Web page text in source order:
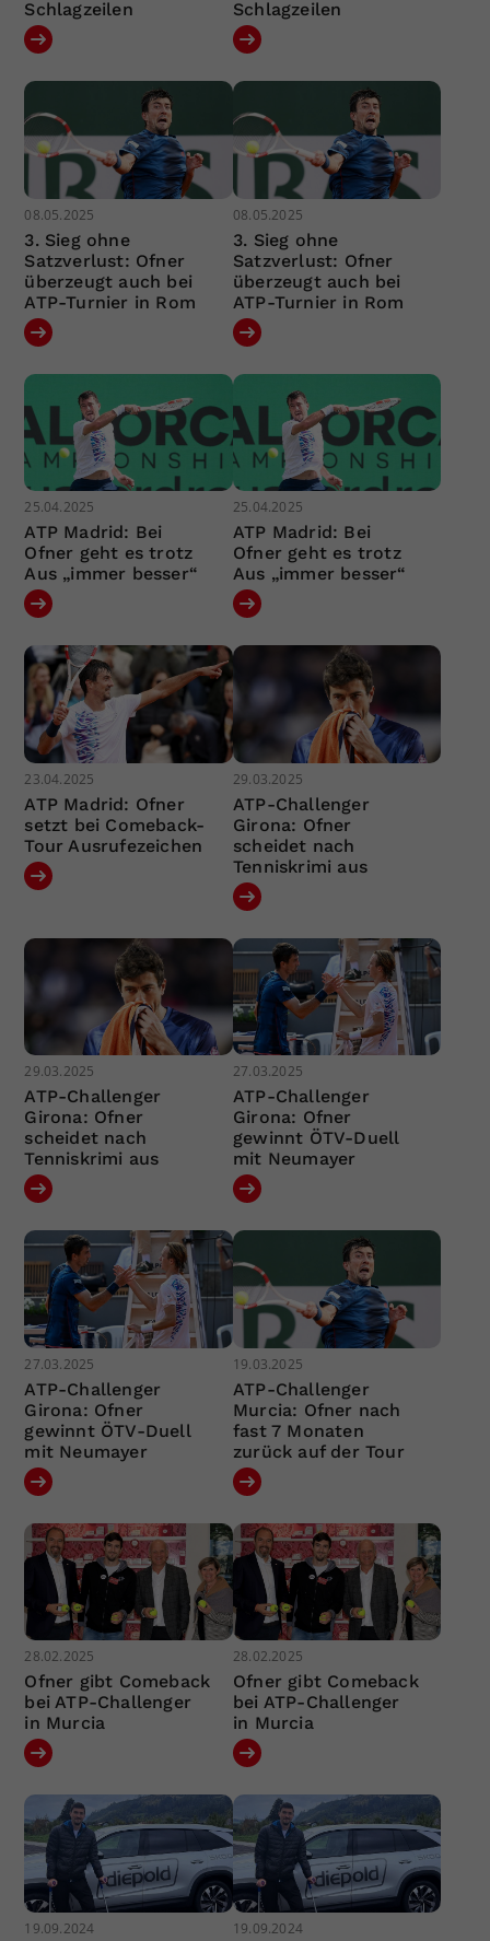
Schlagzeilen Schlagzeilen
08.05.2025
3. Sieg ohne
Satzverlust: Ofner
überzeugt auch bei
ATP-Turnier in Rom
08.05.2025
3. Sieg ohne
Satzverlust: Ofner
überzeugt auch bei
ATP-Turnier in Rom
25.04.2025
ATP Madrid: Bei
Ofner geht es trotz
Aus „immer besser“
25.04.2025
ATP Madrid: Bei
Ofner geht es trotz
Aus „immer besser“
23.04.2025
ATP Madrid: Ofner
setzt bei Comeback-
Tour Ausrufezeichen
29.03.2025
ATP-Challenger
Girona: Ofner
scheidet nach
Tenniskrimi aus
29.03.2025
ATP-Challenger
Girona: Ofner
scheidet nach
Tenniskrimi aus
27.03.2025
ATP-Challenger
Girona: Ofner
gewinnt ÖTV-Duell
mit Neumayer
27.03.2025
ATP-Challenger
Girona: Ofner
gewinnt ÖTV-Duell
mit Neumayer
19.03.2025
ATP-Challenger
Murcia: Ofner nach
fast 7 Monaten
zurück auf der Tour
28.02.2025
Ofner gibt Comeback
bei ATP-Challenger
in Murcia
28.02.2025
Ofner gibt Comeback
bei ATP-Challenger
in Murcia
19.09.2024 19.09.2024